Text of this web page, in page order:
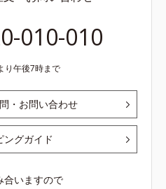
010-010
り午後7時まで
・お問い合わせ
ングガイド
合いますので